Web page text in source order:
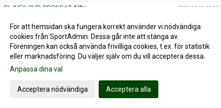
BL INFO CUP: BRONS till Alfta 2018-09-11 12:15
BL INFO CUP: Damerna vidare till semifinal
Kul Cup i Hudik 2018-09-09 19:56
Damerna fortsätter förbereda sig
För att hemsidan ska fungera korrekt använder vi nödvändiga
cookies från SportAdmin. Dessa går inte att stänga av.
Föreningen kan också använda frivilliga cookies, t.ex. för statistik
eller marknadsföring. Du väljer själv om du vill acceptera dessa.
Anpassa dina val
Acceptera nödvändiga Acceptera alla